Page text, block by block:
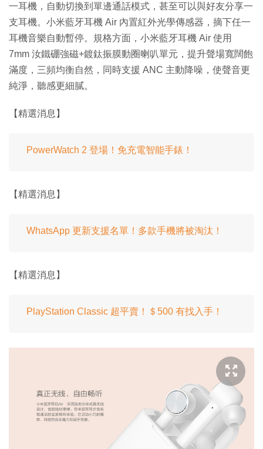
一耳機，自動切換到單邊通話模式，甚至可以與好友分享一
支耳機。小米藍牙耳機 Air 內置紅外光學傳感器，摘下任一
耳機音樂自動暫停。規格方面，小米藍牙耳機 Air 使用
7mm 汝鐵硼強磁+鍍鈦振膜動圈喇叭單元，提升聲場寬闊飽
滿度，三頻均衡自然，同時支援 ANC 主動降噪，使聲音更
純淨，聽感更細膩。
【精選消息】
PowerWatch 2 登場！免充電智能手錶！
【精選消息】
WhatsApp 更新支援名單！多款手機將被淘汰！
【精選消息】
PlayStation Classic 超平賣！＄500 有找入手！